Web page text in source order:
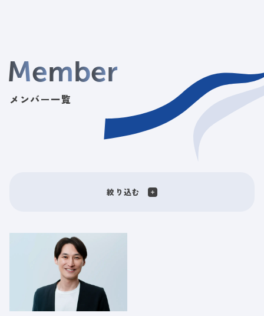
Member
メンバー一覧
絞り込む